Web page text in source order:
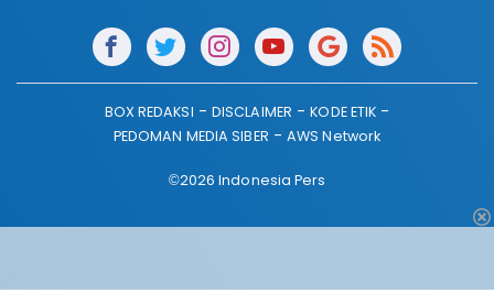
BOX REDAKSI DISCLAIMER
KODE ETIK
PEDOMAN MEDIA SIBER
AWS Network
©2026 Indonesia Pers